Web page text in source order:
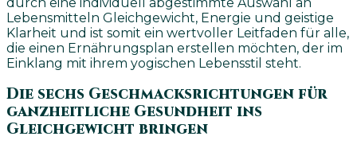
durch eine individuell abgestimmte Auswahl an
Lebensmitteln Gleichgewicht, Energie und geistige
Klarheit und ist somit ein wertvoller Leitfaden für alle,
die einen Ernährungsplan erstellen möchten, der im
Einklang mit ihrem yogischen Lebensstil steht.
Die sechs Geschmacksrichtungen für
ganzheitliche Gesundheit ins
Gleichgewicht bringen